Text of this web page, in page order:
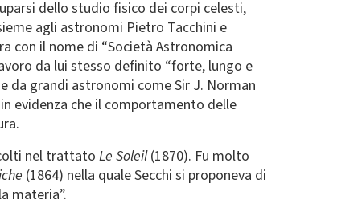
dello studio fisico dei corpi celesti,
agli astronomi Pietro Tacchini e
con il nome di “Società Astronomica
da lui stesso definito “forte, lungo e
da grandi astronomi come Sir J. Norman
evidenza che il comportamento delle
nel trattato Le Soleil(1870). Fu molto
(1864) nella quale Secchi si proponeva di
materia”.